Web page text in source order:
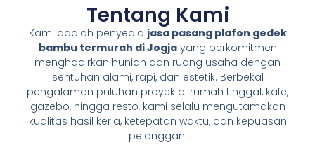
Tentang Kami
Kami adalah penyedia jasa pasang plafon gedek
bambu termurah di Jogjayang berkomitmen
menghadirkan hunian dan ruang usaha dengan
sentuhan alami, rapi, dan estetik. Berbekal
pengalaman puluhan proyek di rumah tinggal, kafe,
gazebo, hingga resto, kami selalu mengutamakan
kualitas hasil kerja, ketepatan waktu, dan kepuasan
pelanggan.